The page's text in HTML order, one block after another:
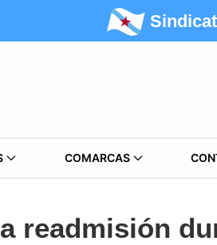
COMARCAS
readmisión